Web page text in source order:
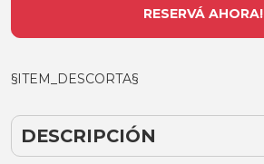
RESERVÁ AHORA!
§ITEM_DESCORTA§
DESCRIPCIÓN